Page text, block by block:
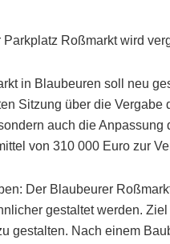
Parkplatz Roßmarkt wird
in Blaubeuren soll neu
Sitzung über die Vergabe
auch die
von 310 000 Euro zur
Der Blaubeurer
gestaltet werden.
gestalten. Nach einem